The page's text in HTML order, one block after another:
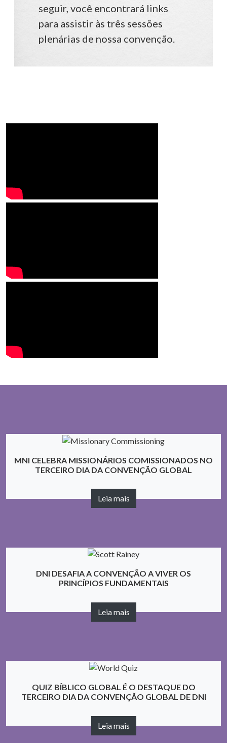
seguir, você encontrará links
para assistir às três sessões
plenárias de nossa convenção.
MNI CELEBRA MISSIONÁRIOS COMISSIONADOS NO
TERCEIRO DIA DA CONVENÇÃO GLOBAL
Leia mais
DNI DESAFIA A CONVENÇÃO A VIVER OS
PRINCÍPIOS FUNDAMENTAIS
Leia mais
QUIZ BÍBLICO GLOBAL É O DESTAQUE DO
TERCEIRO DIA DA CONVENÇÃO GLOBAL DE DNI
Leia mais